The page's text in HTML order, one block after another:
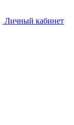
Личный кабинет